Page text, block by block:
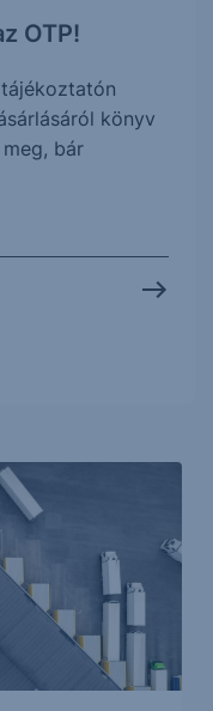
OTP!
tájékoztatón
könyv
bár